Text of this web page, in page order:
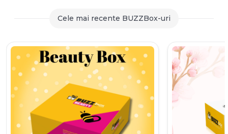
290,00 lei.
79,90 lei.
Cele mai recente BUZZBox-uri